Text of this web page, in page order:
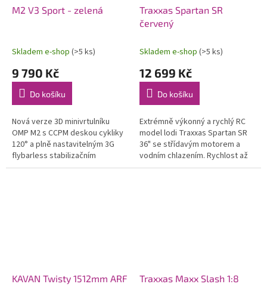
M2 V3 Sport - zelená
Skladem e-shop (>5 ks)
9 790 Kč
Do košíku
Nová verze 3D minivrtulníku
OMP M2 s CCPM deskou cykliky
120° a plně nastavitelným 3G
flybarless stabilizačním
systémem OFS3+ (přepínatelné
Traxxas Spartan SR
červený
Skladem e-shop (>5 ks)
12 699 Kč
Do košíku
Extrémně výkonný a rychlý RC
model lodi Traxxas Spartan SR
36" se střídavým motorem a
vodním chlazením. Rychlost až
80 km/h. Exkluzivní funkce
KAVAN Twisty 1512mm ARF
Traxxas Maxx Slash 1:8